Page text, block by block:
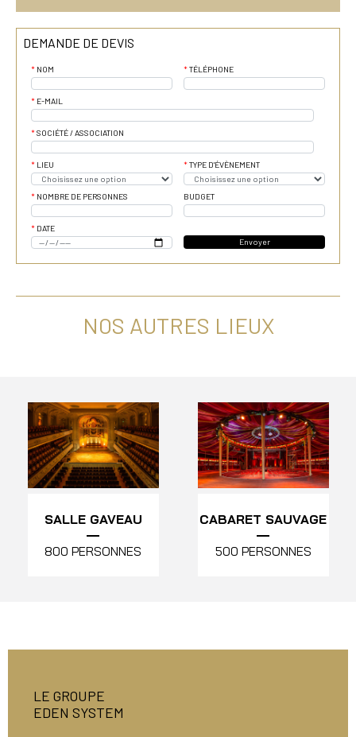
DEMANDE DE DEVIS
NOM TÉLÉPHONE
E-MAIL
SOCIÉTÉ / ASSOCIATION
LIEU TYPE D'ÉVÈNEMENT
NOMBRE DE PERSONNES BUDGET
DATE
Envoyer
NOS AUTRES LIEUX
SALLE GAVEAU
800 PERSONNES
CABARET SAUVAGE
500 PERSONNES
LE GROUPE
EDEN SYSTEM